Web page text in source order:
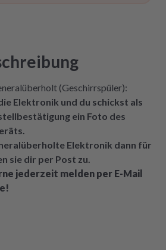
(Geschirrspüler):
Elektronik und du schickst als
ein Foto des
Elektronik dann für
sie dir per Post zu.
jederzeit melden per E-Mail